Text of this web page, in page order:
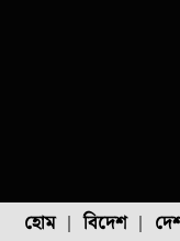
হোম বিদেশ